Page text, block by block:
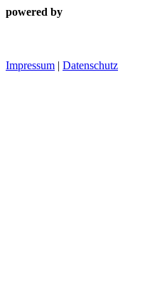
powered by
Impressum | Datenschutz